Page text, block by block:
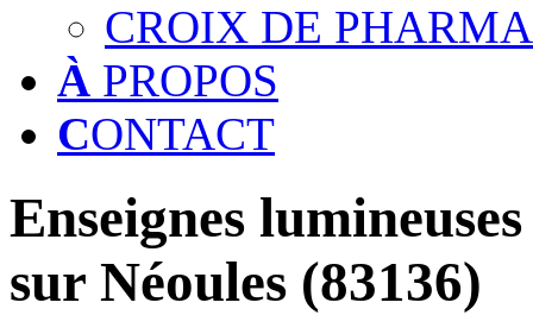
CROIX DE
À PROPOS
CONTACT
Enseignes
sur Néoules (83136)